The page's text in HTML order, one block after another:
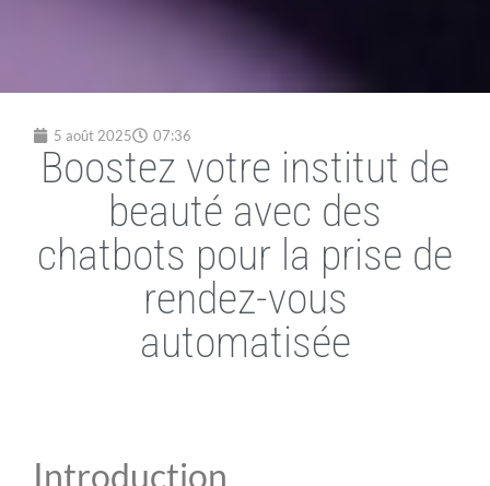
5 août 2025 07:36
Boostez votre institut de
beauté avec des
chatbots pour la prise de
rendez-vous
automatisée
Introduction